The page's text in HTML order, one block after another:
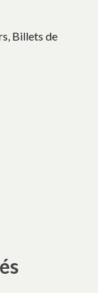
Billets de